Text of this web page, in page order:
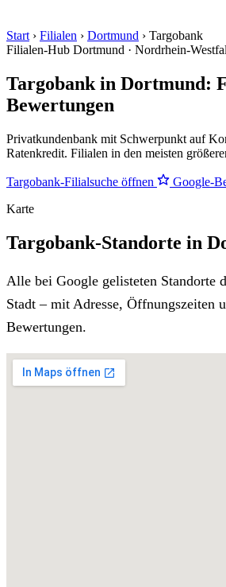
Start › Filialen › Dortmund › Targobank
Filialen-Hub Dortmund · Nordrhein-
Targobank in Dortmund:
Bewertungen
Privatkundenbank mit Schwerpunkt auf
Ratenkredit. Filialen in den meisten
Targobank-Filialsuche öffnen
Google-
Karte
Targobank-Standorte in
Alle bei Google gelisteten Standorte
Stadt – mit Adresse, Öffnungszeiten
Bewertungen.